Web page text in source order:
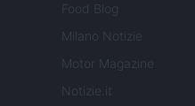
Food Blog
Milano Notizie
Motor Magazine
Notizie.it